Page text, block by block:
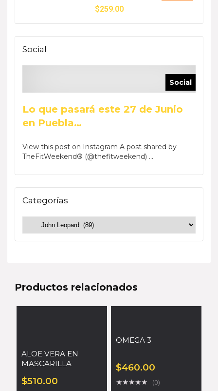
$259.00
Social
Social
Lo que pasará este 27 de Junio
en Puebla…
View this post on Instagram A post shared by
TheFitWeekend® (@thefitweekend) ...
Categorías
Productos relacionados
ALOE VERA EN
MASCARILLA
$510.00
OMEGA 3
$460.00
★★★★★ (0)